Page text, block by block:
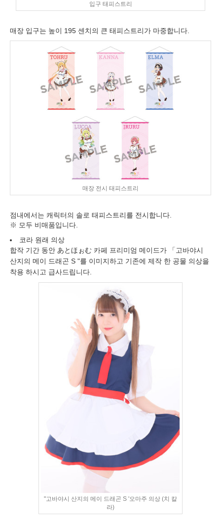
입구 태피스트리
매장 입구는 높이 195 센치의 큰 태피스트리가 마중합니다.
매장 전시 태피스트리
점내에서는 캐릭터의 솔로 태피스트리를 전시합니다.
※ 모두 비매품입니다.
코라 원래 의상
합작 기간 동안 あとほぉむ 카페 프리미엄 메이드가 「고바야시
산지의 메이 드래곤 S "를 이미지하고 기존에 제작 한 공물 의상을
착용 하시고 급사드립니다.
"고바야시 산지의 메이 드래곤 S '오마주 의상 (치 칼
라)